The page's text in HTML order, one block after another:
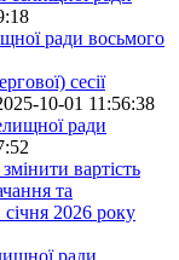
ради восьмого
сесії
10-01 11:56:38
ради
вартість
та
січня 2026 року
ради